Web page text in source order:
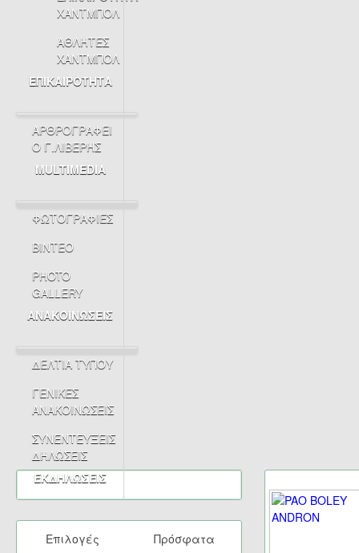
ΧΑΝΤΜΠΟΛ
ΑΘΛΗΤΕΣ
ΧΑΝΤΜΠΟΛ
ΕΠΙΚΑΙΡΟΤΗΤΑ
ΑΡΘΡΟΓΡΑΦΕΙ
Ο Γ.ΛΙΒΕΡΗΣ
MULTIMEDIA
ΦΩΤΟΓΡΑΦΙΕΣ
ΒΙΝΤΕΟ
PHOTO
GALLERY
ΑΝΑΚΟΙΝΩΣΕΙΣ
ΔΕΛΤΙΑ ΤΥΠΟΥ
ΓΕΝΙΚΕΣ
ΑΝΑΚΟΙΝΩΣΕΙΣ
ΣΥΝΕΝΤΕΥΞΕΙΣ
ΔΗΛΩΣΕΙΣ
ΕΚΔΗΛΩΣΕΙΣ
Επιλογές Πρόσφατα